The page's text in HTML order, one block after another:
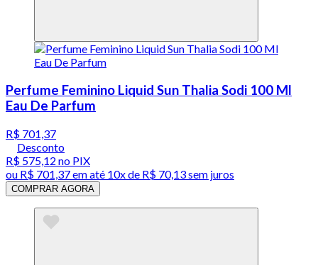
Perfume Feminino Liquid Sun Thalia Sodi 100 Ml
Eau De Parfum
R$ 701,37
Desconto
R$ 575,12 no PIX
ou R$ 701,37em até 10x de R$ 70,13 sem juros
COMPRAR AGORA